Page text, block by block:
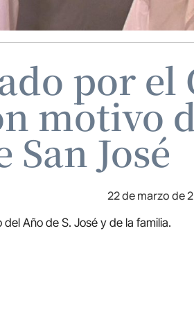
por el
motivo
José
22 de marzo de
Año de S. José y de la familia.